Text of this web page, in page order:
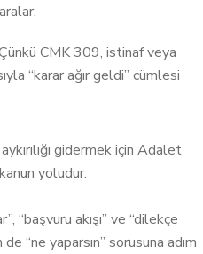
CMK 309, istinaf veya
“karar ağır geldi” cümlesi
gidermek için Adalet
yoludur.
“başvuru akışı” ve “dilekçe
“ne yaparsın” sorusuna adım